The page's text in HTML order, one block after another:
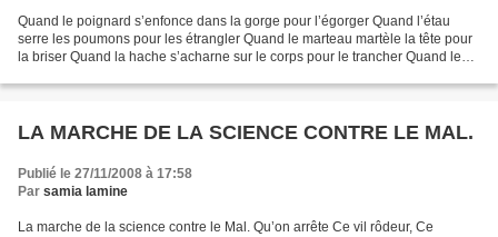
Quand le poignard s’enfonce dans la gorge pour l’égorger Quand l’étau
serre les poumons pour les étrangler Quand le marteau martèle la tête pour
la briser Quand la hache s’acharne sur le corps pour le trancher Quand les
LA MARCHE DE LA SCIENCE CONTRE LE MAL.
Publié le 27/11/2008 à 17:58
Par samia lamine
La marche de la science contre le Mal. Qu’on arrête Ce vil rôdeur, Ce